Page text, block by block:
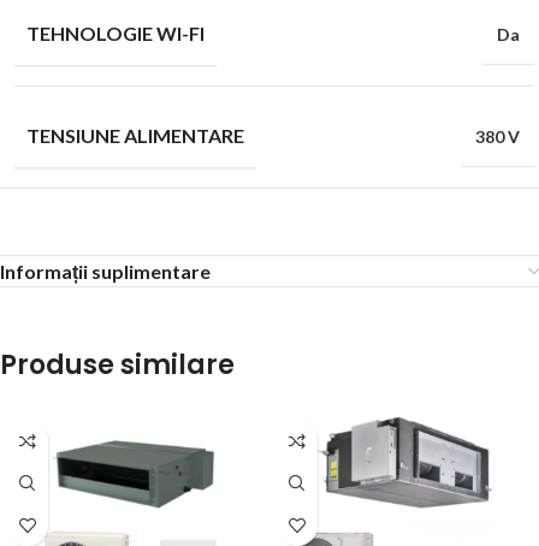
TEHNOLOGIE WI-FI Da
TENSIUNE ALIMENTARE 380 V
Informații suplimentare
Produse similare